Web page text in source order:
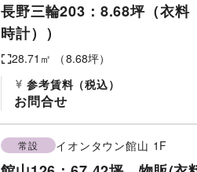
長野三輪203：8.68坪（衣料
時計））
28.71 ㎡ （8.68坪）
参考賃料（税込）
お問合せ
常設 イオンタウン館山 1F